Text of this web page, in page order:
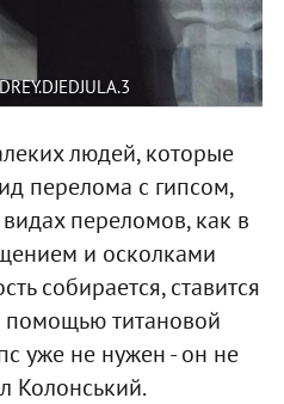
людей, которые
перелома с гипсом,
переломов, как в
и осколками
собирается, ставится
помощью титановой
уже не нужен - он не
Колонський.